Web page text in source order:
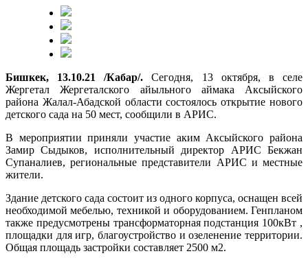
Бишкек, 13.10.21 /Кабар/.Сегодня, 13 октября, в селе
Жергетал Жергеталского айыльного аймака Аксыйского
района Жалал-Абадской области состоялось открытие нового
детского сада на 50 мест, сообщили в АРИС.
В мероприятии приняли участие аким Аксыйского района
Замир Сыдыков, исполнительный директор АРИС Бекжан
Супаналиев, региональные представители АРИС и местные
жители.
Здание детского сада состоит из одного корпуса, оснащен всей
необходимой мебелью, техникой и оборудованием. Генпланом
также предусмотрены трансформаторная подстанция 100кВт ,
площадки для игр, благоустройство и озеленение территории.
Общая площадь застройки составляет 2500 м2.